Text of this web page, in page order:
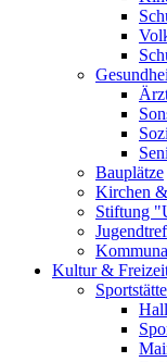
Bauplätze
Kirchen
Stiftung
Kultur &